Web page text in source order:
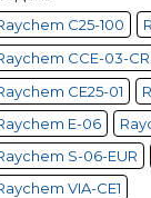
C25-100
CCE-03-CR
CE25-01
E-06
S-06-EUR
VIA-CE1